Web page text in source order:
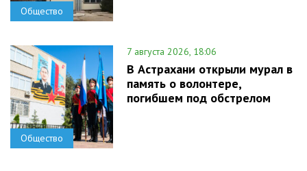
Общество
Общество
7 августа 2026, 18:06
В Астрахани открыли мурал в
память о волонтере,
погибшем под обстрелом